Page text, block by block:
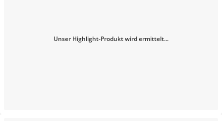
Unser Highlight-Produkt wird ermittelt...